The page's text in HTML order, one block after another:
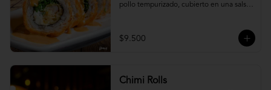
pollo tempurizado, cubierto en una salsa
$9.500
Chimi Rolls